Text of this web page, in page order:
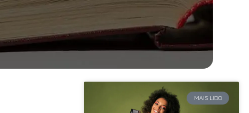
MAIS LIDO